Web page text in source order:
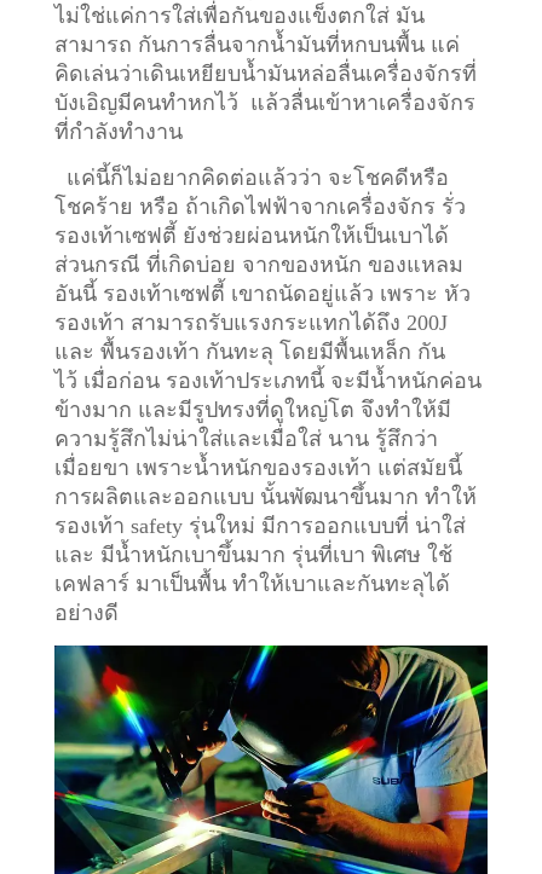
ไม่ใช่แค่การใส่เพื่อกันของแข็งตกใส่ มัน
สามารถ กันการลื่นจากน้ำมันที่หกบนพื้น แค่
คิดเล่นว่าเดินเหยียบน้ำมันหล่อลื่นเครื่องจักรที่
บังเอิญมีคนทำหกไว้ แล้วลื่นเข้าหาเครื่องจักร
ที่กำลังทำงาน
แค่นี้ก็ไม่อยากคิดต่อแล้วว่า จะโชคดีหรือ
โชคร้าย หรือ ถ้าเกิดไฟฟ้าจากเครื่องจักร รั่ว
รองเท้าเซฟตี้ ยังช่วยผ่อนหนักให้เป็นเบาได้
ส่วนกรณี ที่เกิดบ่อย จากของหนัก ของแหลม
อันนี้ รองเท้าเซฟตี้ เขาถนัดอยู่แล้ว เพราะ หัว
รองเท้า สามารถรับแรงกระแทกได้ถึง 200J
และ พื้นรองเท้า กันทะลุ โดยมีพื้นเหล็ก กัน
ไว้ เมื่อก่อน รองเท้าประเภทนี้ จะมีน้ำหนักค่อน
ข้างมาก และมีรูปทรงที่ดูใหญ่โต จึงทำให้มี
ความรู้สึกไม่น่าใส่และเมื่อใส่ นาน รู้สึกว่า
เมื่อยขา เพราะน้ำหนักของรองเท้า แต่สมัยนี้
การผลิตและออกแบบ นั้นพัฒนาขึ้นมาก ทำให้
รองเท้า safety รุ่นใหม่ มีการออกแบบที่ น่าใส่
และ มีน้ำหนักเบาขึ้นมาก รุ่นที่เบา พิเศษ ใช้
เคฟลาร์ มาเป็นพื้น ทำให้เบาและกันทะลุได้
อย่างดี